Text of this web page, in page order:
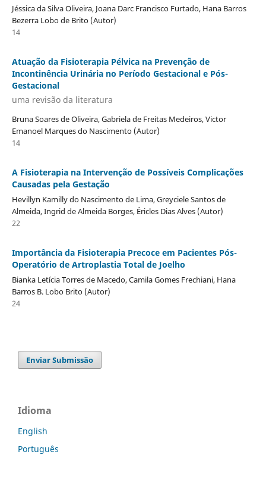
Jéssica da Silva Oliveira, Joana Darc Francisco Furtado, Hana Barros
Bezerra Lobo de Brito (Autor)
14
Atuação da Fisioterapia Pélvica na Prevenção de
Incontinência Urinária no Período Gestacional e Pós-
Gestacional
uma revisão da literatura
Bruna Soares de Oliveira, Gabriela de Freitas Medeiros, Victor
Emanoel Marques do Nascimento (Autor)
14
A Fisioterapia na Intervenção de Possíveis Complicações
Causadas pela Gestação
Hevillyn Kamilly do Nascimento de Lima, Greyciele Santos de
Almeida, Ingrid de Almeida Borges, Éricles Dias Alves (Autor)
22
Importância da Fisioterapia Precoce em Pacientes Pós-
Operatório de Artroplastia Total de Joelho
Bianka Letícia Torres de Macedo, Camila Gomes Frechiani, Hana
Barros B. Lobo Brito (Autor)
24
Enviar Submissão
Idioma
English
Português